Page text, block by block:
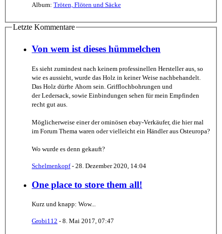
Album: Tröten, Flöten und Säcke
Letzte Kommentare
Von wem ist dieses hümmelchen
Es sieht zumindest nach keinem professinellen Hersteller aus, so
wie es aussieht, wurde das Holz in keiner Weise nachbehandelt.
Das Holz dürfte Ahorn sein. Grifflochbohrungen und
der Ledersack, sowie Einbindungen sehen für mein Empfinden
recht gut aus.
Möglicherweise einer der ominösen ebay-Verkäufer, die hier mal
im Forum Thema waren oder vielleicht ein Händler aus Osteuropa?
Wo wurde es denn gekauft?
Schelmenkopf- 28. Dezember 2020, 14:04
One place to store them all!
Kurz und knapp: Wow...
Grobi112 - 8. Mai 2017, 07:47